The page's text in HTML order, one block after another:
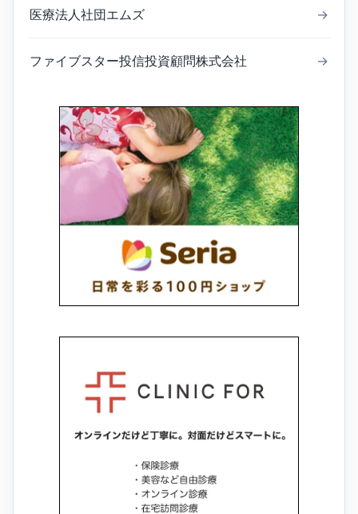
医療法人社団エムズ →
ファイブスター投信投資顧問株式会社 →